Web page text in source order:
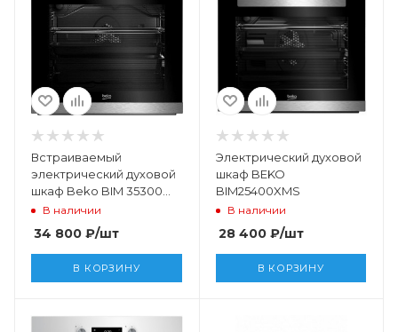
Встраиваемый
электрический духовой
шкаф Beko BIM 35300
XMSВ наличии
34 800 ₽/шт
В КОРЗИНУ
Электрический духовой
шкаф BEKO
BIM25400XMS
В наличии
28 400₽/шт
В КОРЗИНУ